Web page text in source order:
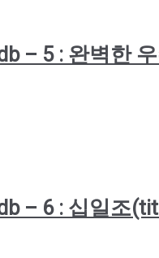
– 5 : 완벽한
– 6 : 십일조